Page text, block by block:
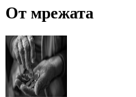
От мрежата